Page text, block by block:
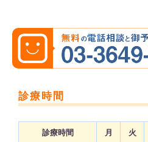
診療時間
診療時間 月 火